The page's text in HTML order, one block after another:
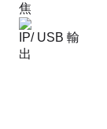
焦
IP/ USB 輸
出